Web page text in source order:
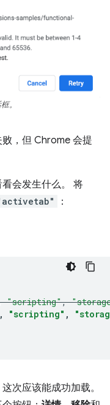
。
，但 Chrome 会提
会发生什么。 将
：
"scripting",
, "scripting" ,
次应该能成功加载。